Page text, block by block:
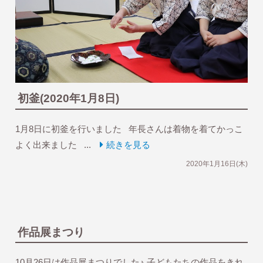
初釜(2020年1月8日)
1月8日に初釜を行いました 年長さんは着物を着てかっこ
よく出来ました ...
続きを見る
2020年1月16日(木)
作品展まつり